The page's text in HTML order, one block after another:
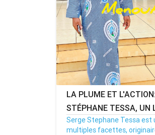
LA PLUME ET
STÉPHANE TESSA, UN
Serge Stephane Tessa est
multiples facettes,